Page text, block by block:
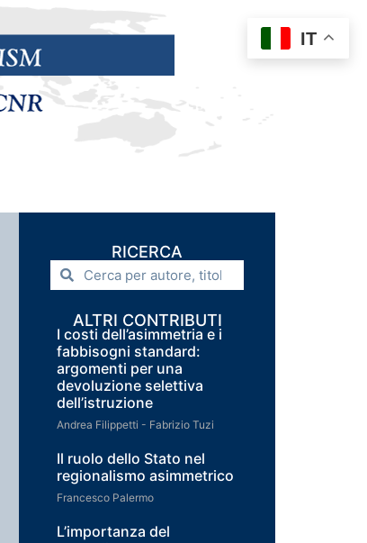
RICERCA
ALTRI CONTRIBUTI
I costi dell’asimmetria e i
fabbisogni standard:
argomenti per una
devoluzione selettiva
dell’istruzione
Andrea Filippetti - Fabrizio Tuzi
Il ruolo dello Stato nel
regionalismo asimmetrico
Francesco Palermo
L’importanza del
IT